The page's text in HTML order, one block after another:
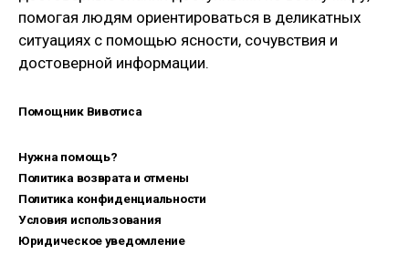
помогая людям ориентироваться в деликатных
ситуациях с помощью ясности, сочувствия и
достоверной информации.
Помощник Вивотиса
Нужна помощь?
Политика возврата и отмены
Политика конфиденциальности
Условия использования
Юридическое уведомление